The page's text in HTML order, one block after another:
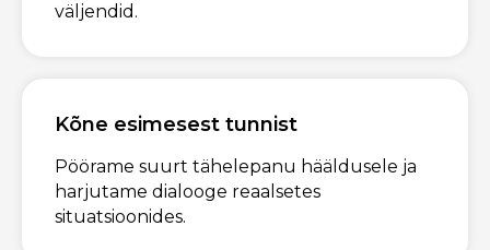
väljendid.
Kõne esimesest tunnist
Pöörame suurt tähelepanu hääldusele ja
harjutame dialooge reaalsetes
situatsioonides.